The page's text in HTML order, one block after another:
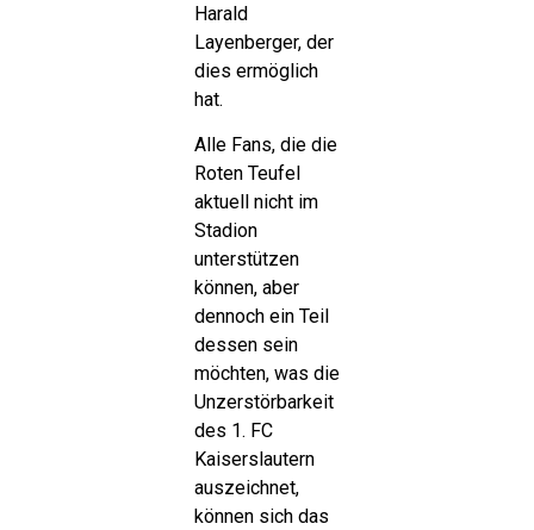
Harald
Layenberger, der
dies ermöglich
hat.
Alle Fans, die die
Roten Teufel
aktuell nicht im
Stadion
unterstützen
können, aber
dennoch ein Teil
dessen sein
möchten, was die
Unzerstörbarkeit
des 1. FC
Kaiserslautern
auszeichnet,
können sich das